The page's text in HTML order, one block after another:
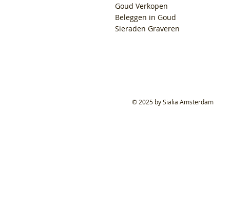
Goud Verkopen
Beleggen in Goud
Sieraden Graveren
© 2025 by Sialia Amsterdam